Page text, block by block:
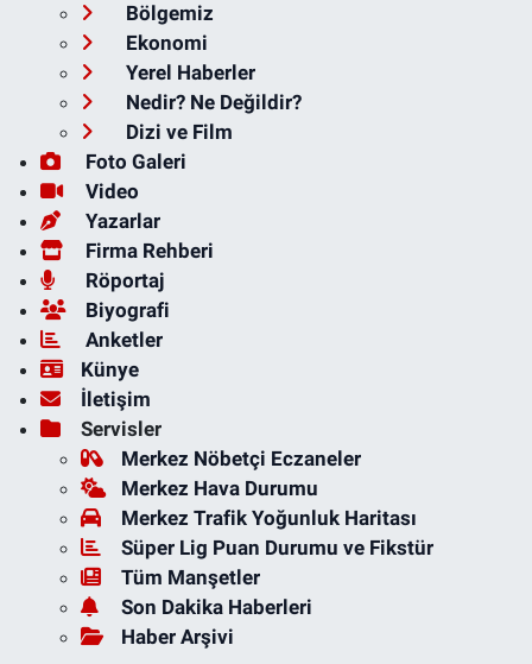
Bölgemiz
Ekonomi
Yerel Haberler
Nedir? Ne Değildir?
Dizi ve Film
Foto Galeri
Video
Yazarlar
Firma Rehberi
Röportaj
Biyografi
Anketler
Künye
İletişim
Servisler
Merkez Nöbetçi Eczaneler
Merkez Hava Durumu
Merkez Trafik Yoğunluk Haritası
Süper Lig Puan Durumu ve Fikstür
Tüm Manşetler
Son Dakika Haberleri
Haber Arşivi